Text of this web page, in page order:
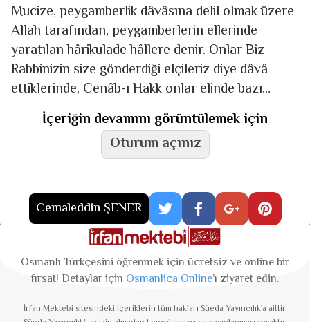
Mucize, peygamberlik dâvâsına delil olmak üzere
Allah tarafından, peygamberlerin ellerinde
yaratılan hârikulade hâllere denir. Onlar Biz
Rabbinizin size gönderdiği elçileriz diye dâvâ
ettiklerinde, Cenâb-ı Hakk onlar elinde bazı
hârikulade şeyler meydana getirmekle âdetâ,
Evet doğru
İçeriğin devamını görüntülemek için
Oturum açınız
Cemaleddin ŞENER
Osmanlı Türkçesini öğrenmek için ücretsiz ve online bir
fırsat! Detaylar için Osmanlica Online’ı ziyaret edin.
İrfan Mektebi sitesindeki içeriklerin tüm hakları Süeda Yayıncılık'a aittir.